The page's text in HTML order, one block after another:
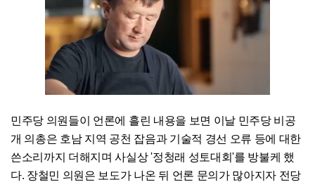
민주당 의원들이 언론에 흘린 내용을 보면 이날 민주당 비공
개 의총은 호남 지역 공천 잡음과 기술적 경선 오류 등에 대한
쓴소리까지 더해지며 사실상 '정청래 성토대회'를 방불케 했
다. 장철민 의원은 보도가 나온 뒤 언론 문의가 많아지자 전당